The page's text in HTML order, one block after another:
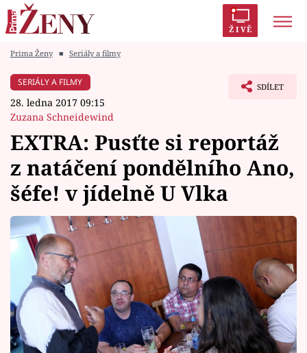
ŽIVĚ
Módní alarm
Témata
Celebrity
Vztahy
Seriály
Horoskopy
Sledujte prima+
Prima Ženy ■ Seriály a filmy
SERIÁLY A FILMY
28. ledna 2017 09:15
Zuzana Schneidewind
SDÍLET
EXTRA: Pusťte si reportáž
z natáčení pondělního Ano,
šéfe! v jídelně U Vlka